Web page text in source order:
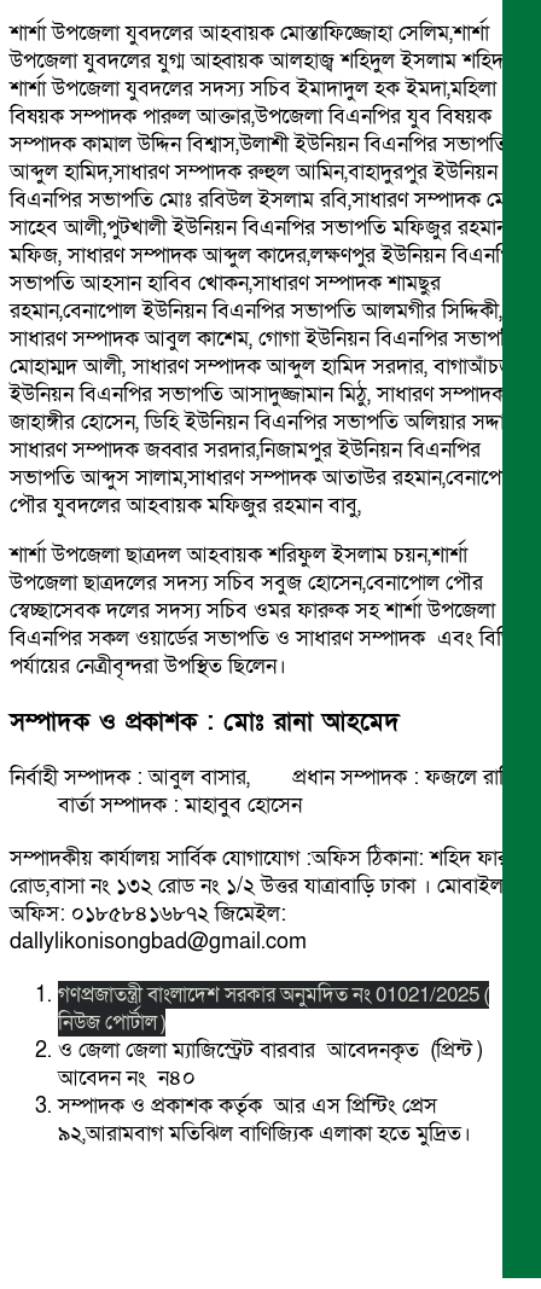
শার্শা উপজেলা যুবদলের আহবায়ক মোস্তাফিজ্জোহা সেলিম,শার্শা
উপজেলা যুবদলের যুগ্ম আহ্বায়ক আলহাজ্ব শহিদুল ইসলাম শহিদ,
শার্শা উপজেলা যুবদলের সদস্য সচিব ইমাদাদুল হক ইমদা,মহিলা
বিষয়ক সম্পাদক পারুল আক্তার,উপজেলা বিএনপির যুব বিষয়ক
সম্পাদক কামাল উদ্দিন বিশ্বাস,উলাশী ইউনিয়ন বিএনপির সভাপতি
আব্দুল হামিদ,সাধারণ সম্পাদক রুহুল আমিন,বাহাদুরপুর ইউনিয়ন
বিএনপির সভাপতি মোঃ রবিউল ইসলাম রবি,সাধারণ সম্পাদক মোঃ
সাহেব আলী,পুটখালী ইউনিয়ন বিএনপির সভাপতি মফিজুর রহমান
মফিজ, সাধারণ সম্পাদক আব্দুল কাদের,লক্ষণপুর ইউনিয়ন বিএনপির
সভাপতি আহসান হাবিব খোকন,সাধারণ সম্পাদক শামছুর
রহমান,বেনাপোল ইউনিয়ন বিএনপির সভাপতি আলমগীর সিদ্দিকী,
সাধারণ সম্পাদক আবুল কাশেম, গোগা ইউনিয়ন বিএনপির সভাপতি
মোহাম্মদ আলী, সাধারণ সম্পাদক আব্দুল হামিদ সরদার, বাগাআঁচড়া
ইউনিয়ন বিএনপির সভাপতি আসাদুজ্জামান মিঠু, সাধারণ সম্পাদক
জাহাঙ্গীর হোসেন, ডিহি ইউনিয়ন বিএনপির সভাপতি অলিয়ার সদ্দার,
সাধারণ সম্পাদক জব্বার সরদার,নিজামপুর ইউনিয়ন বিএনপির
সভাপতি আব্দুস সালাম,সাধারণ সম্পাদক আতাউর রহমান,বেনাপোল
পৌর যুবদলের আহবায়ক মফিজুর রহমান বাবু,
শার্শা উপজেলা ছাত্রদল আহবায়ক শরিফুল ইসলাম চয়ন,শার্শা
উপজেলা ছাত্রদলের সদস্য সচিব সবুজ হোসেন,বেনাপোল পৌর
স্বেচ্ছাসেবক দলের সদস্য সচিব ওমর ফারুক সহ শার্শা উপজেলা
বিএনপির সকল ওয়ার্ডের সভাপতি ও সাধারণ সম্পাদক এবং বিভিন্ন
পর্যায়ের নেত্রীবৃন্দরা উপস্থিত ছিলেন।
সম্পাদক ও প্রকাশক : মোঃ রানা আহমেদ
নির্বাহী সম্পাদক : আবুল বাসার, প্রধান সম্পাদক : ফজলে রাব্বি
বার্তা সম্পাদক : মাহাবুব হোসেন
সম্পাদকীয় কার্যালয় সার্বিক যোগাযোগ :অফিস ঠিকানা: শহিদ ফারুক
রোড,বাসা নং ১৩২ রোড নং ১/২ উত্তর যাত্রাবাড়ি ঢাকা । মোবাইল
অফিস: ০১৮৫৮৪১৬৮৭২ জিমেইল:
dallylikonisongbad@gmail.com
গণপ্রজাতন্ত্রী বাংলাদেশ সরকার অনুমদিত নং 01021/2025 (
নিউজ পোর্টাল )
ও জেলা জেলা ম্যাজিস্ট্রেট বারবার আবেদনকৃত (প্রিন্ট )
আবেদন নং ন৪০
সম্পাদক ও প্রকাশক কর্তৃক আর এস প্রিন্টিং প্রেস
৯২,আরামবাগ মতিঝিল বাণিজ্যিক এলাকা হতে মুদ্রিত।